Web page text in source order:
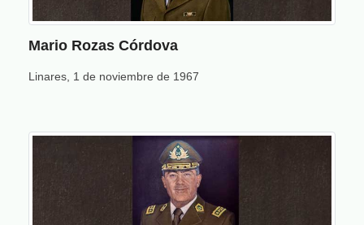
Mario Rozas Córdova
Linares, 1 de noviembre de 1967